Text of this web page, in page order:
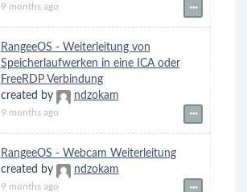
9 months ago
RangeeOS - Weiterleitung von
Speicherlaufwerken in eine ICA oder
FreeRDP Verbindung
created by
ndzokam
9 months ago
RangeeOS - Webcam Weiterleitung
created by
ndzokam
9 months ago